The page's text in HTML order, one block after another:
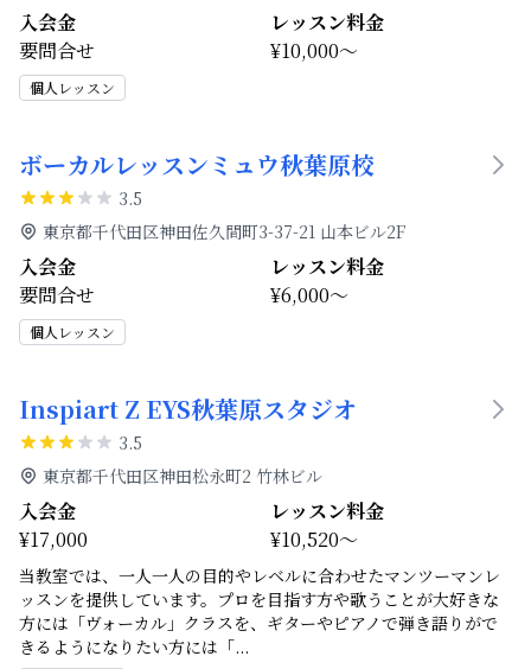
入会金
要問合せ
レッスン料金
¥10,000～
個人レッスン
ボーカルレッスンミュウ秋葉原校
3.5
東京都千代田区神田佐久間町3-37-21 山本ビル2F
入会金
要問合せ
レッスン料金
¥6,000～
個人レッスン
Inspiart Z EYS秋葉原スタジオ
3.5
東京都千代田区神田松永町2 竹林ビル
入会金
¥17,000
レッスン料金
¥10,520～
当教室では、一人一人の目的やレベルに合わせたマンツーマンレ
ッスンを提供しています。プロを目指す方や歌うことが大好きな
方には「ヴォーカル」クラスを、ギターやピアノで弾き語りがで
きるようになりたい方には「...